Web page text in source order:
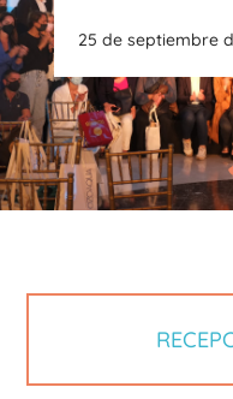
25 de septiembre